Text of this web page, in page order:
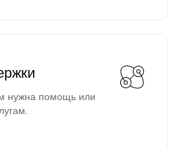
нужна помощь или